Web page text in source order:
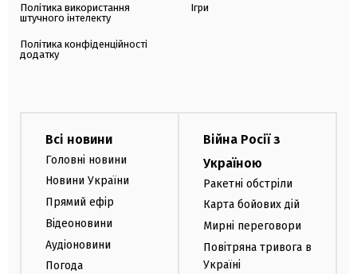
Політика використання
штучного інтелекту
Політика конфіденційності
додатку
Ігри
Всі новини
Головні новини
Новини України
Прямий ефір
Відеоновини
Аудіоновини
Погода
Війна Росії з
Україною
Ракетні обстріли
Карта бойових дій
Мирні переговори
Повітряна тривога в
Україні